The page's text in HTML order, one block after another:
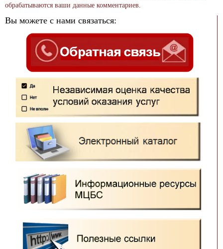
обрабатываются ваши данные комментариев.
Вы можете с нами связаться: